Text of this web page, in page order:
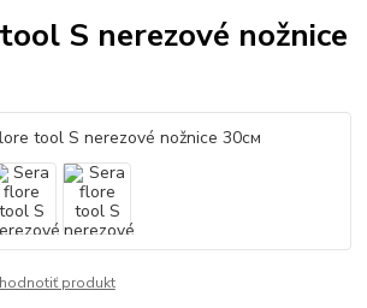
S nerezové nožnice
produkt